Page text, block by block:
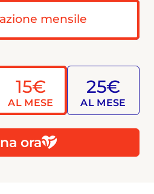
mensile
15€
AL MESE
25€
AL MESE
ora